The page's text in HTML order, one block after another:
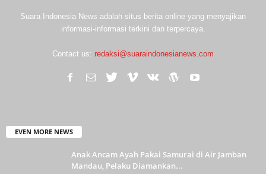
Suara Indonesia News adalah situs berita online yang menyajikan
informasi-informasi terkini dan terpercaya.
Contact us: redaksi@suaraindonesianews.com
EVEN MORE NEWS
Anak Ancam Ayah Pakai Samurai di Air Jamban
Mandau, Pelaku Diamankan...